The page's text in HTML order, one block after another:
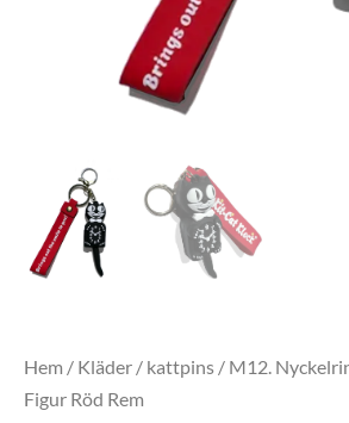
Hem / Kläder / kattpins / M12.
Figur Röd Rem